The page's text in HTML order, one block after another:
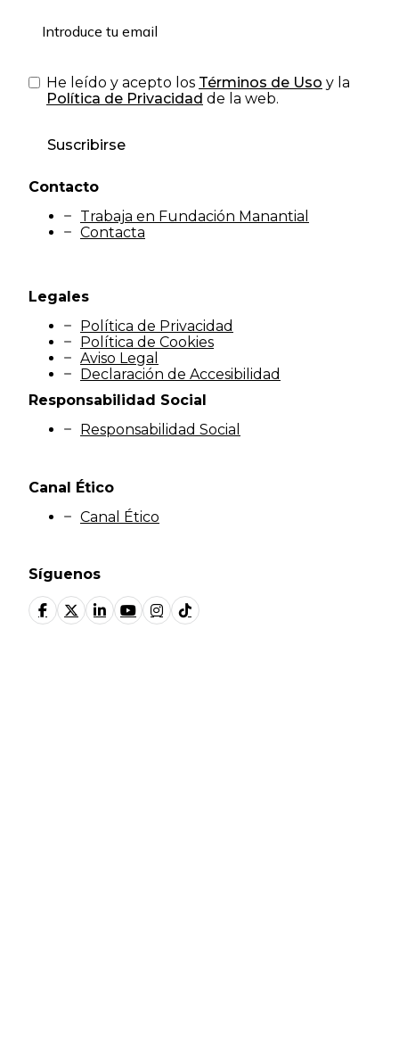
He leído y acepto los Términos de Uso y la
Política de Privacidad de la web.
Suscribirse
Contacto
Trabaja en Fundación Manantial
Contacta
Legales
Política de Privacidad
Política de Cookies
Aviso Legal
Declaración de Accesibilidad
Síguenos
Responsabilidad Social
Responsabilidad Social
Canal Ético
Canal Ético